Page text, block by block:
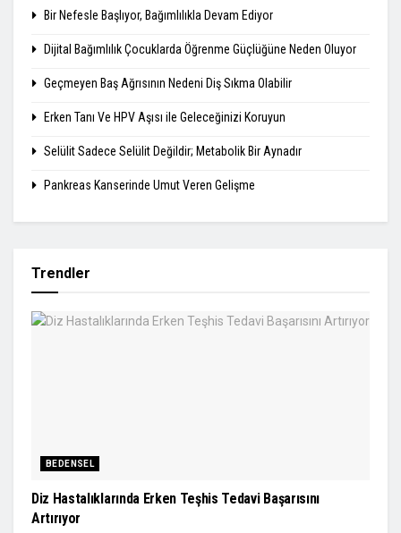
Bir Nefesle Başlıyor, Bağımlılıkla Devam Ediyor
Dijital Bağımlılık Çocuklarda Öğrenme Güçlüğüne Neden Oluyor
Geçmeyen Baş Ağrısının Nedeni Diş Sıkma Olabilir
Erken Tanı Ve HPV Aşısı ile Geleceğinizi Koruyun
Selülit Sadece Selülit Değildir; Metabolik Bir Aynadır
Pankreas Kanserinde Umut Veren Gelişme
Trendler
BEDENSEL
Diz Hastalıklarında Erken Teşhis Tedavi Başarısını
Artırıyor